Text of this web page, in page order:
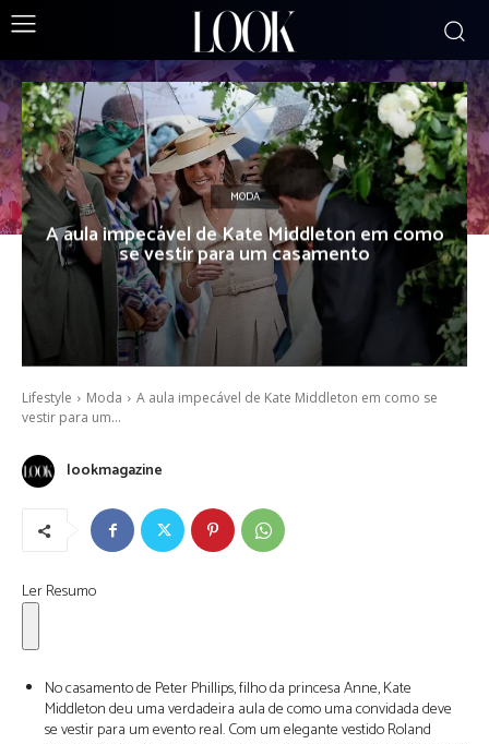
MODA
A aula impecável de Kate Middleton em como
se vestir para um casamento
Lifestyle Moda
A aula impecável de Kate Middleton em como se
vestir para um...
lookmagazine
Ler Resumo
No casamento de Peter Phillips, filho da princesa Anne, Kate
Middleton deu uma verdadeira aula de como uma convidada deve
se vestir para um evento real. Com um elegante vestido Roland